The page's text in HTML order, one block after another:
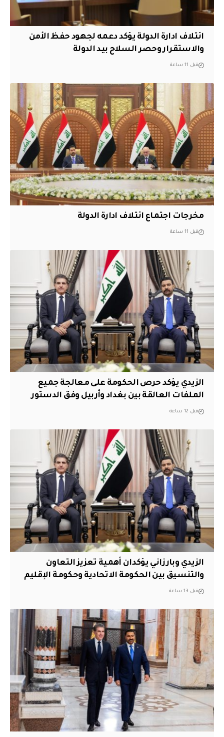
ائتلاف ادارة الدولة يؤكد دعمه لجهود حفظ الأمن
والاستقرار وحصر السلاح بيد الدولة
قبل 11 ساعة
مخرجات اجتماع ائتلاف ادارة الدولة
قبل 11 ساعة
الزيدي يؤكد حرص الحكومة على معالجة جميع
الملفات العالقة بين بغداد وأربيل وفق الدستور
قبل 12 ساعة
الزيدي وبارزاني يؤكدان أهمية تعزيز التعاون
والتنسيق بين الحكومة الاتحادية وحكومة الإقليم
قبل 13 ساعة